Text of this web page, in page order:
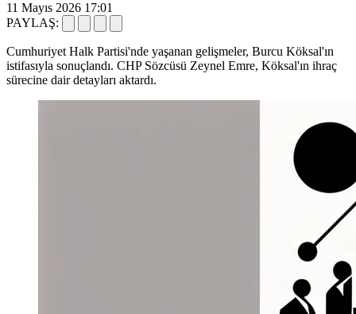
11 Mayıs 2026 17:01
PAYLAŞ:
Cumhuriyet Halk Partisi'nde yaşanan gelişmeler, Burcu Köksal'ın
istifasıyla sonuçlandı. CHP Sözcüsü Zeynel Emre, Köksal'ın ihraç
sürecine dair detayları aktardı.